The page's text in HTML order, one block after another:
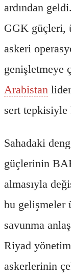
ardından
GGK güçleri,
askeri
genişletmeye
Arabistan
sert tepkisiyle
Sahadaki
güçlerinin
almasıyla
bu gelişmeler
savunma
Riyad
askerlerinin